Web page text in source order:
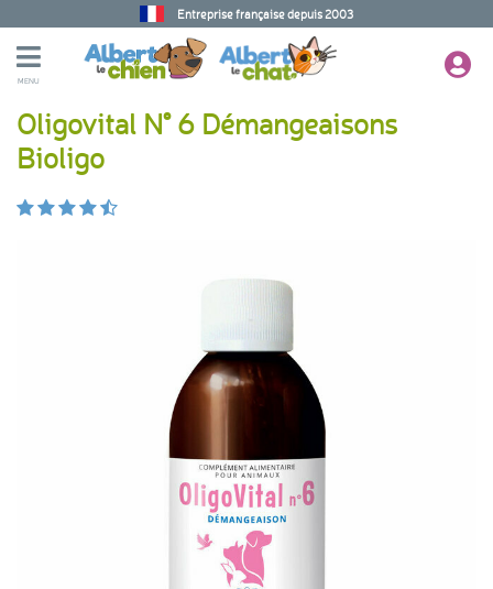
Entreprise française depuis 2003
MENU
Oligovital N° 6 Démangeaisons
Bioligo